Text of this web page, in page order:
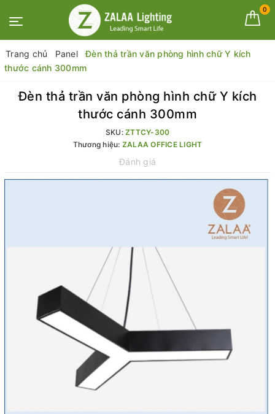
0
Trang chủ Panel
Đèn thả trần văn phòng hình chữ Y kích
thước cánh 300mm
Đèn thả trần văn phòng hình chữ Y kích
thước cánh 300mm
SKU: ZTTCY-300
Thương hiệu: ZALAA OFFICE LIGHT
Đánh giá